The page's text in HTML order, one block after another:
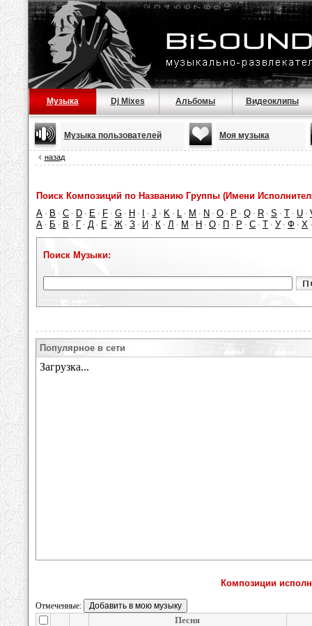
Музыка Dj Mixes Альбомы Видеоклипы
Музыка пользователей Моя музыка
назад
Поиск Композиций по Названию Группы (Имени
A · B · C · D · E · F · G · H · · J · K · L · M · N · O · P · Q · R · S · T · U ·
А · Б · В · Г · Д · Е · Ж · З · И · К · Л · М · Н · О · П · Р · С · Т · У · Ф · Х
Поиск Музыки:
Популярное в сети
Композиции
Отмеченные:
Песня